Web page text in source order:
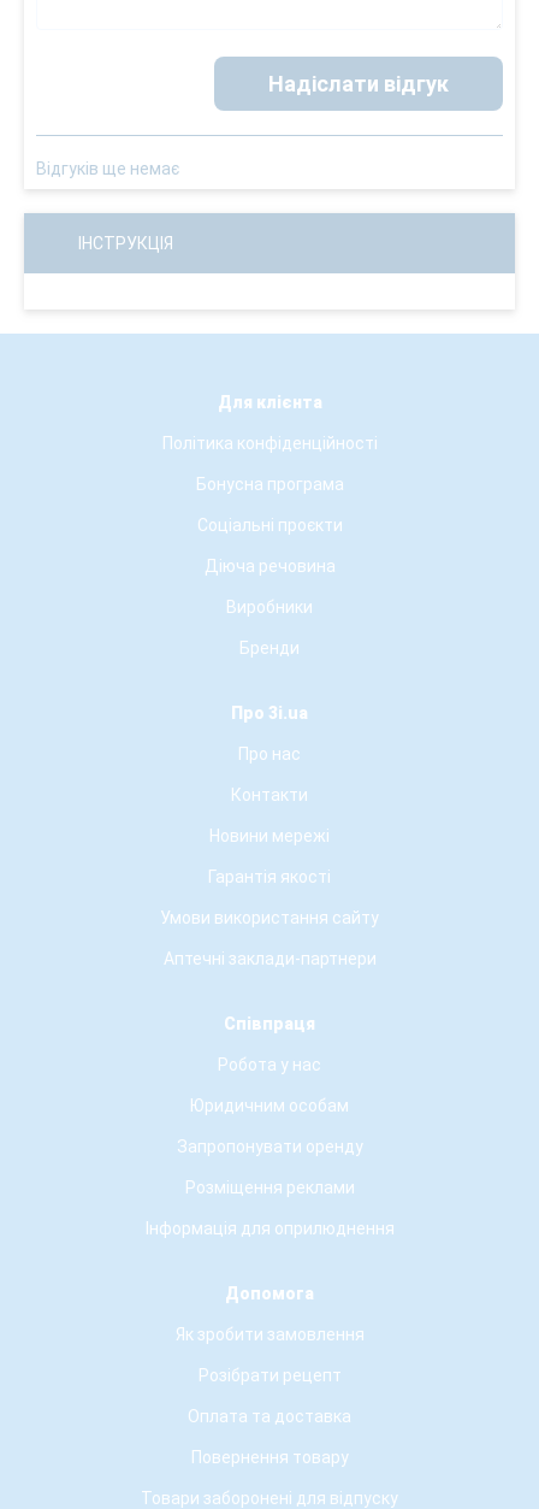
Надіслати відгук
Відгуків ще немає
ІНСТРУКЦІЯ
Для клієнта
Політика конфіденційності
Бонусна програма
Соціальні проєкти
Діюча речовина
Виробники
Бренди
Про 3i.ua
Про нас
Контакти
Новини мережі
Гарантія якості
Умови використання сайту
Аптечні заклади-партнери
Співпраця
Робота у нас
Юридичним особам
Запропонувати оренду
Розміщення реклами
Інформація для оприлюднення
Допомога
Як зробити замовлення
Розібрати рецепт
Оплата та доставка
Повернення товару
Товари заборонені для відпуску